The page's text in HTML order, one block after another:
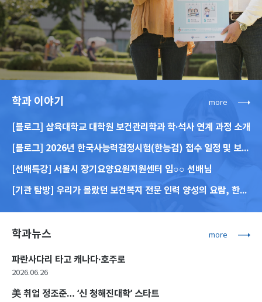
학과 이야기 more
[블로그] 삼육대학교 대학원 보건관리학과 학·석사 연계 과정 소개
[블로그] 2026년 한국사능력검정시험(한능검) 접수 일정 및 보건·공공분야 가산점 안내
[선배특강] 서울시 장기요양요원지원센터 임○○ 선배님
[기관 탐방] 우리가 몰랐던 보건복지 전문 인력 양성의 요람, 한국보건복지인재원 서울교육센터
학과뉴스 more
파란사다리 타고 캐나다·호주로
2026.06.26
美 취업 정조준… ‘신 청해진대학’ 스타트